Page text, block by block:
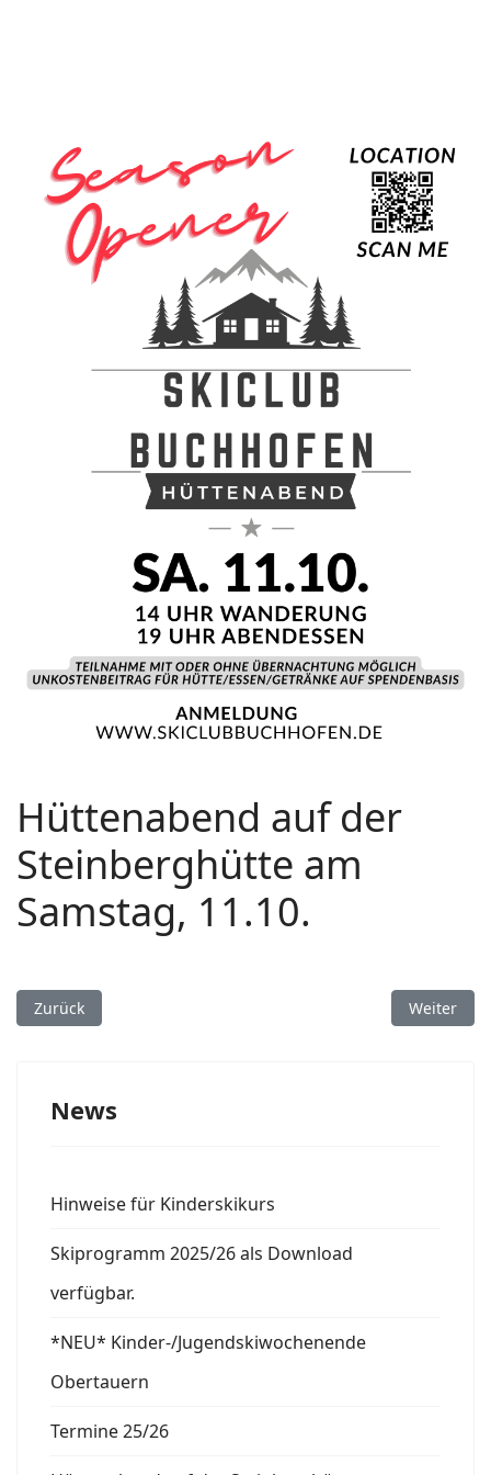
Hüttenabend auf der
Steinberghütte am
Samstag, 11.10.
Vorheriger Beitrag: Termine 25/26
Zurück Nächster
Weiter
News
Hinweise für Kinderskikurs
Skiprogramm 2025/26 als Download
verfügbar.
*NEU* Kinder-/Jugendskiwochenende
Obertauern
Termine 25/26